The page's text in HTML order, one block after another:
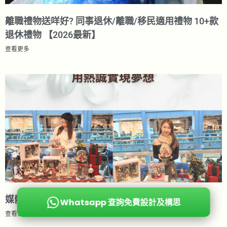
Whatsapp 查詢免費設計及構思
離職禮物送咩好? 同事退休/離職/移民適用禮物 10+款
退休禮物 【2026最新】
查看更多
媒體專訪
查看更多